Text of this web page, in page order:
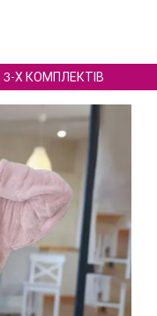
Х КОМПЛЕКТІВ